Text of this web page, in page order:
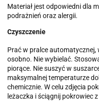
Materiał jest odpowiedni dla
podrażnień oraz alergii.
Czyszczenie
Prać w pralce automatycznej,
osobno. Nie wybielać.
piorące. Nie suszyć w
maksymalnej temperaturze
chemicznie. W celu zdjęcia
leżaczka i ściągnij pokrowiec